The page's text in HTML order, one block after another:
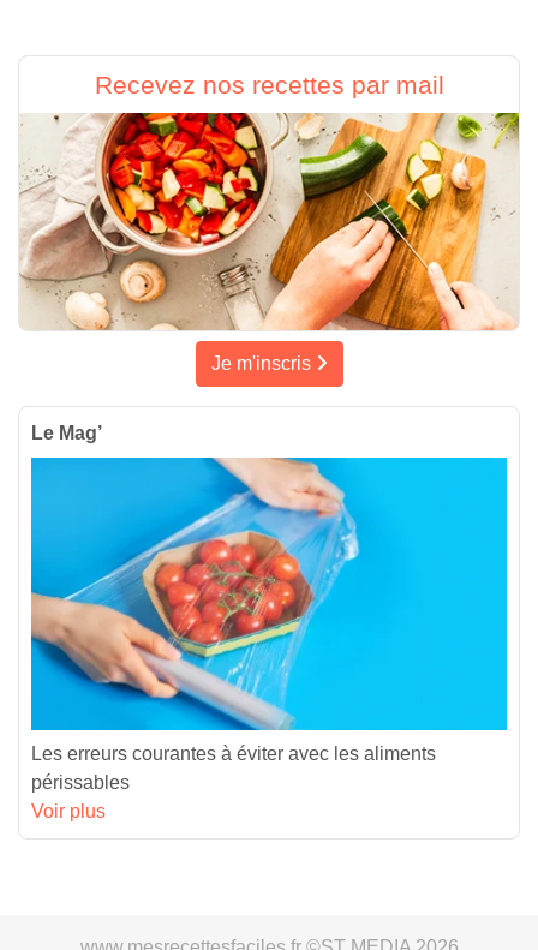
Recevez nos recettes par mail
Je m'inscris
Le Mag’
Les erreurs courantes à éviter avec les aliments
périssables
Voir plus